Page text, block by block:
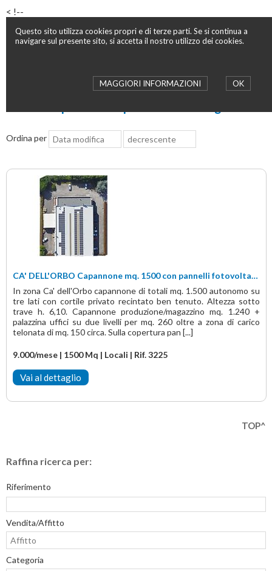
< !--
Questo sito utilizza cookies propri e di terze parti. Se si continua a
navigare sul presente sito, si accetta il nostro utilizzo dei cookies.
MAGGIORI INFORMAZIONI OK
Ordina per
CA' DELL'ORBO Capannone mq. 1500 con pannelli fotovoltaico 50 KW
In zona Ca' dell'Orbo capannone di totali mq. 1.500 autonomo su
tre lati con cortile privato recintato ben tenuto. Altezza sotto
trave h. 6,10. Capannone produzione/magazzino mq. 1.240 +
palazzina uffici su due livelli per mq. 260 oltre a zona di carico
telonata di mq. 150 circa. Sulla copertura pan [...]
9.000/mese | 1500 Mq | Locali | Rif. 3225
Vai al dettaglio
TOP^
Raffina ricerca per:
Riferimento
Vendita/Affitto
Categoria